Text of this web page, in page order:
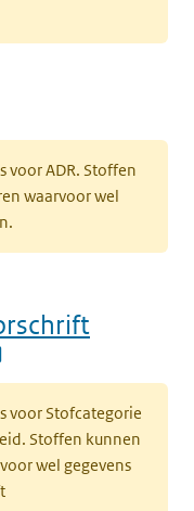
voor ADR. Stoffen
waarvoor wel
voor Stofcategorie
Stoffen kunnen
wel gegevens